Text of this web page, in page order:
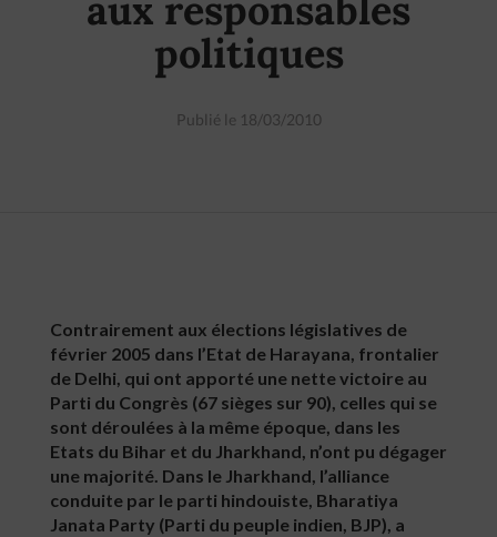
politiques
Publié le 18/03/2010
Contrairement aux élections législatives de
février 2005 dans l’Etat de Harayana, frontalier
de Delhi, qui ont apporté une nette victoire au
Parti du Congrès (67 sièges sur 90), celles qui se
sont déroulées à la même époque, dans les
Etats du Bihar et du Jharkhand, n’ont pu dégager
une majorité. Dans le Jharkhand, l’alliance
conduite par le parti hindouiste, Bharatiya
Janata Party (Parti du peuple indien, BJP), a